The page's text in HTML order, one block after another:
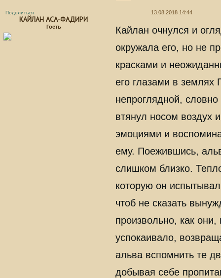
Поделиться 13.08.2018 14:44
КАЙЛАН АСА-ФАДИРИ
Гость
Кайлан очнулся и
окружала его, но не
красками и
его глазами в землях
непроглядной,
втянул носом воздух
эмоциями и
ему. Поежившись,
слишком близко.
которую он
чтоб не сказать
произвольно, как
успокаивало,
альва вспомнить те
добывая себе